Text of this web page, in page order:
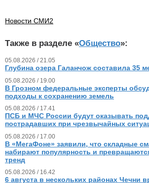
Новости СМИ2
Также в разделе «Общество»:
05.08.2026 / 21.05
Глубина озера Галанчож составила 35
05.08.2026 / 19.00
В Грозном федеральные эксперты
подходы к сохранению земель
05.08.2026 / 17.41
ПСБ и МЧС России будут оказывать
пострадавших при чрезвычайных
05.08.2026 / 17.00
В «МегаФоне» заявили, что складные
набирают популярность и
тренд
05.08.2026 / 16.42
6 августа в нескольких районах Чечни